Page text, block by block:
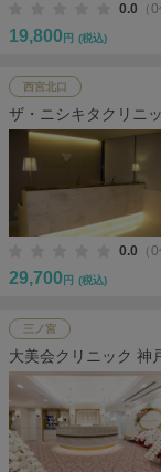
0.0 （
19,800 円 (税込)
西宮北口
ザ・ニシキタクリニ
0.0 （
29,700 円 (税込)
三ノ宮
大美会クリニック 神